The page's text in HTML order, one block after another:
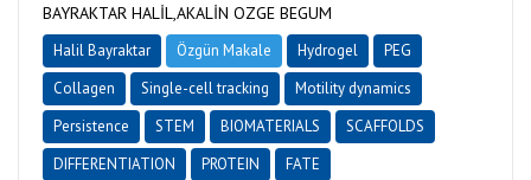
BAYRAKTAR HALİL,AKALİN OZGE BEGUM
Halil Bayraktar Özgün Makale Hydrogel
PEG
Collagen
Single-cell tracking
Motility dynamics
Persistence
STEM BIOMATERIALS
SCAFFOLDS
DIFFERENTIATION
PROTEIN FATE